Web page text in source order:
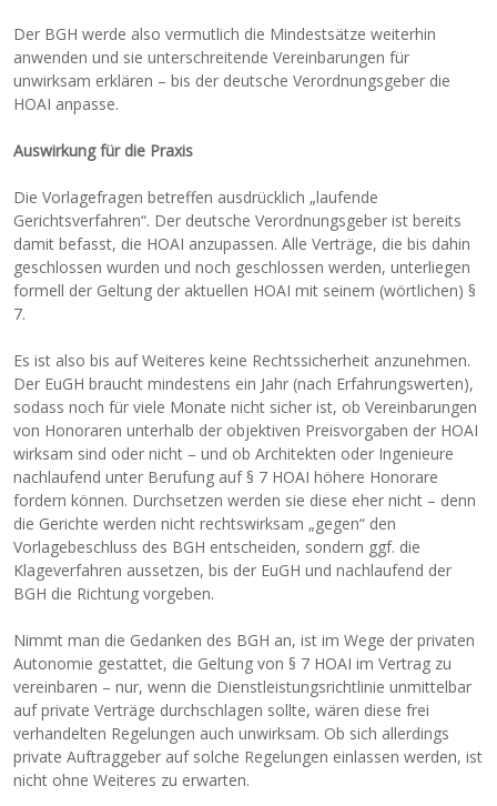
Der BGH werde also vermutlich die Mindestsätze weiterhin
anwenden und sie unterschreitende Vereinbarungen für
unwirksam erklären – bis der deutsche Verordnungsgeber die
HOAI anpasse.
Auswirkung für die Praxis
Die Vorlagefragen betreffen ausdrücklich „laufende
Gerichtsverfahren“. Der deutsche Verordnungsgeber ist bereits
damit befasst, die HOAI anzupassen. Alle Verträge, die bis dahin
geschlossen wurden und noch geschlossen werden, unterliegen
formell der Geltung der aktuellen HOAI mit seinem (wörtlichen) §
7.
Es ist also bis auf Weiteres keine Rechtssicherheit anzunehmen.
Der EuGH braucht mindestens ein Jahr (nach Erfahrungswerten),
sodass noch für viele Monate nicht sicher ist, ob Vereinbarungen
von Honoraren unterhalb der objektiven Preisvorgaben der HOAI
wirksam sind oder nicht – und ob Architekten oder Ingenieure
nachlaufend unter Berufung auf § 7 HOAI höhere Honorare
fordern können. Durchsetzen werden sie diese eher nicht – denn
die Gerichte werden nicht rechtswirksam „gegen“ den
Vorlagebeschluss des BGH entscheiden, sondern ggf. die
Klageverfahren aussetzen, bis der EuGH und nachlaufend der
BGH die Richtung vorgeben.
Nimmt man die Gedanken des BGH an, ist im Wege der privaten
Autonomie gestattet, die Geltung von § 7 HOAI im Vertrag zu
vereinbaren – nur, wenn die Dienstleistungsrichtlinie unmittelbar
auf private Verträge durchschlagen sollte, wären diese frei
verhandelten Regelungen auch unwirksam. Ob sich allerdings
private Auftraggeber auf solche Regelungen einlassen werden, ist
nicht ohne Weiteres zu erwarten.